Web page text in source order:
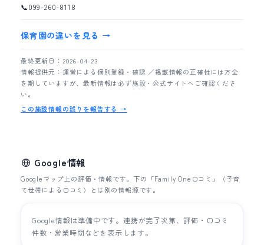
📞099-260-8118
保育園の違いを見る →
最終更新日：2026-04-23
情報提供元：運営による個別登録・確認 ／掲載情報の正確性には万全
を期していますが、最新情報は必ず施設・公式サイトへご確認くださ
い。
この施設情報の誤りを報告する →
Google情報
Googleマップ上の評価・情報です。下の「Family One口コミ」（子育
て世帯による口コミ）とは別の情報源です。
Google情報は準備中です。連携が完了次第、評価・口コミ
件数・営業時間などを表示します。